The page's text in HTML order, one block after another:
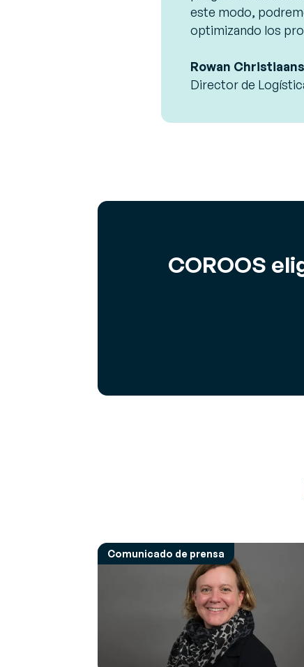
este modo,
optimizando los
Rowan
Director de
COROOS
Comunicado de prensa